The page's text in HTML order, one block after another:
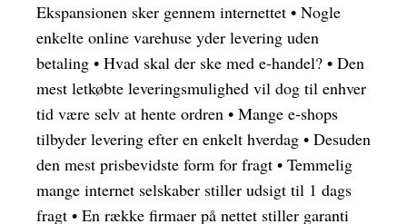
Ekspansionen sker gennem internettet • Nogle
enkelte online varehuse yder levering uden
betaling • Hvad skal der ske med e-handel? • Den
mest letkøbte leveringsmulighed vil dog til enhver
tid være selv at hente ordren • Mange e-shops
tilbyder levering efter en enkelt hverdag • Desuden
den mest prisbevidste form for fragt • Temmelig
mange internet selskaber stiller udsigt til 1 dags
fragt • En række firmaer på nettet stiller garanti